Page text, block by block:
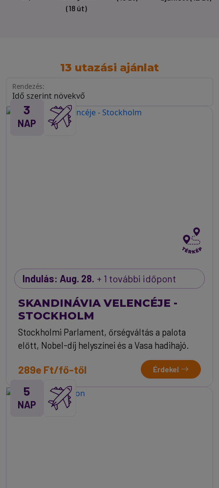
(18 út)
13 utazási ajánlat
Rendezés:
3
NAP
Indulás: Aug. 28. + 1 további időpont
SKANDINÁVIA VELENCÉJE -
STOCKHOLM
Stockholmi Parlament, őrségváltás a palota
előtt, Nobel-díj helyszínei és a Vasa hadihajó.
289e Ft/fő-től Érdekel
5
NAP